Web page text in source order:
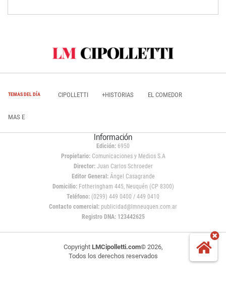
TEMAS DEL DÍA CIPOLLETTI +HISTORIAS EL COMEDOR
MAS E
Información
Edición: 6950
Propietario:Comunicaciones y Medios S.A
Director: Juan Carlos Schroeder
Editor General:Ángel Casagrande
Domicilio:Fotheringham 445, Neuquén (CP 8300)
Teléfono: (0299) 449 0400 / 449 0410
Contacto comercial: publicidad@lmneuquen.com.ar
Registro DNA: 123442625
Copyright LMCipolletti.com© 2026,
Todos los derechos reservados